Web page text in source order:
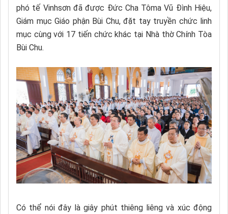
phó tế Vinhsơn đã được Đức Cha Tôma Vũ Đình Hiệu,
Giám mục Giáo phận Bùi Chu, đặt tay truyền chức linh
mục cùng với 17 tiến chức khác tại Nhà thờ Chính Tòa
Bùi Chu.
Có thể nói đây là giây phút thiêng liêng và xúc động